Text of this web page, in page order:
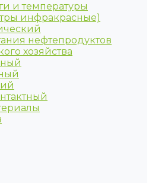
и температуры
инфракрасные)
нефтепродуктов
хозяйства